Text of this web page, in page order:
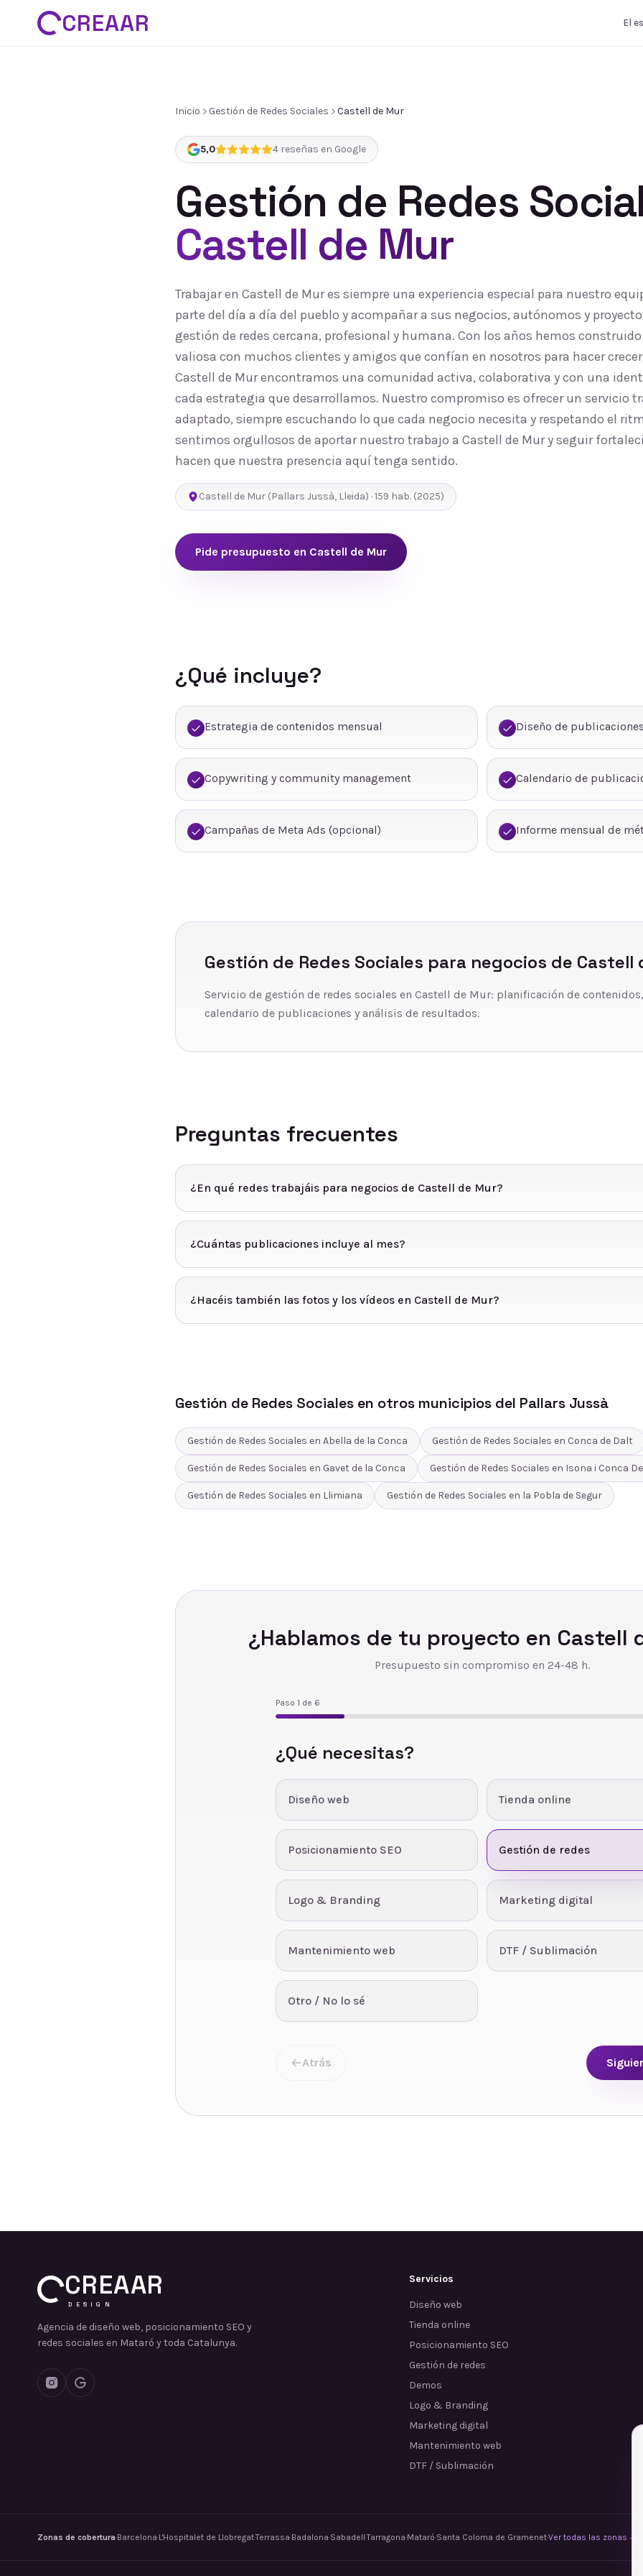
CREAAR El
Inicio Gestión de Redes Sociales Castell de Mur
5,0 4 reseñas en Google
Gestión de Redes
Castell de Mur
Trabajar en Castell de Mur es siempre una experiencia especial para nuestro
parte del día a día del pueblo y acompañar a sus negocios, autónomos y
gestión de redes cercana, profesional y humana. Con los años hemos
valiosa con muchos clientes y amigos que confían en nosotros para hacer
Castell de Mur encontramos una comunidad activa, colaborativa y con una
cada estrategia que desarrollamos. Nuestro compromiso es ofrecer un servicio
adaptado, siempre escuchando lo que cada negocio necesita y respetando el
sentimos orgullosos de aportar nuestro trabajo a Castell de Mur y seguir
hacen que nuestra presencia aquí tenga sentido.
Castell de Mur (Pallars Jussà, Lleida) ·159 hab. (2025)
Pide presupuesto en Castell de Mur
¿Qué incluye?
Estrategia de contenidos mensual Diseño de
Copywriting y community management Calendario de
Campañas de Meta Ads (opcional) Informe mensual de
Gestión de Redes Sociales para negocios de Castell
Servicio de gestión de redes sociales en Castell de Mur: planificación de
calendario de publicaciones y análisis de resultados.
Preguntas frecuentes
¿En qué redes trabajáis para negocios de Castell de Mur?
¿Cuántas publicaciones incluye al mes?
¿Hacéis también las fotos y los vídeos en Castell de Mur?
Gestión de Redes Sociales en otros municipios del Pallars Jussà
Gestión de Redes Sociales en Abella de la Conca Gestión de Redes Sociales en Conca de Dalt
Gestión de Redes Sociales en Gavet de la Conca Gestión de Redes Sociales en Isona i Conca
Gestión de Redes Sociales en Llimiana Gestión de Redes Sociales en la Pobla de Segur
¿Hablamos de tu proyecto en Castell
Presupuesto sin compromiso en 24-48 h.
Paso 1 de 6
¿Qué necesitas?
Diseño web Tienda online
Posicionamiento SEO Gestión de redes
Logo & Branding Marketing digital
Mantenimiento web DTF / Sublimación
Otro / No lo sé
Atrás
CREAAR
DESIGN
Agencia de diseño web, posicionamiento SEO y
redes sociales en Mataró y toda Catalunya.
Servicios
Diseño web
Tienda online
Posicionamiento SEO
Gestión de redes
Demos
Logo & Branding
Marketing digital
Mantenimiento web
DTF / Sublimación
Zonas de cobertura·Barcelona·L'Hospitalet de Llobregat·Terrassa·Badalona·Sabadell·Tarragona·Mataró·Santa Coloma de Gramenet·Ver todas las zonas →